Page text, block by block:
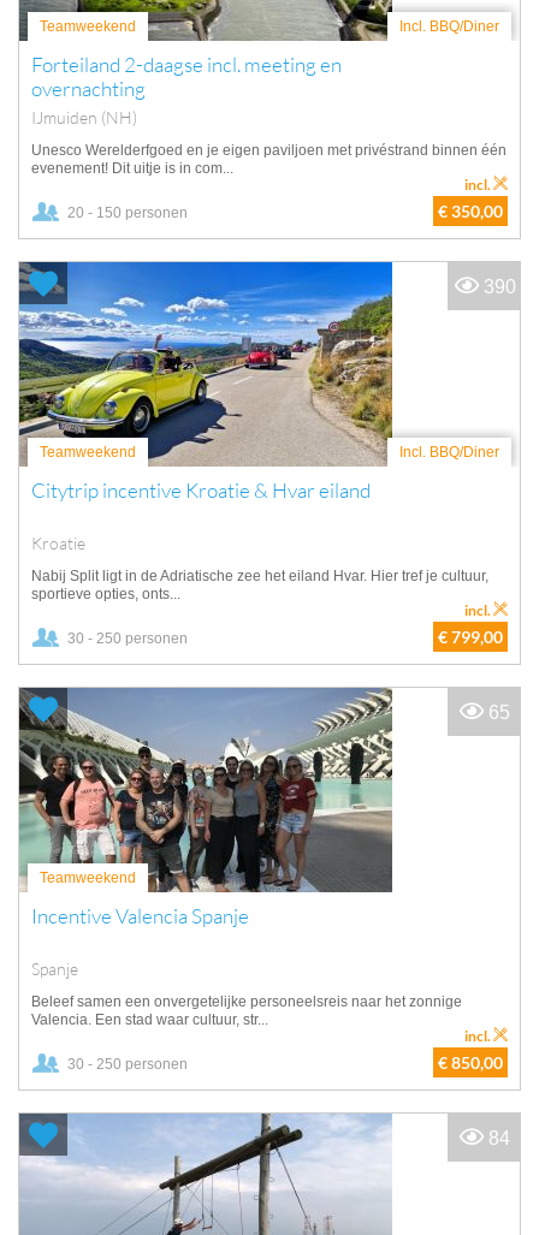
Teamweekend Incl. BBQ/Diner
Forteiland 2-daagse incl. meeting en
overnachting
IJmuiden (NH)
Unesco Werelderfgoed en je eigen paviljoen met privéstrand binnen één
evenement! Dit uitje is in com...
20 - 150 personen € 350,00
incl.
Teamweekend Incl. BBQ/Diner
Citytrip incentive Kroatie & Hvar eiland
Kroatie
Nabij Split ligt in de Adriatische zee het eiland Hvar. Hier tref je cultuur,
sportieve opties, onts...
30 - 250 personen € 799,00
incl.
390
Teamweekend
Incentive Valencia Spanje
Spanje
Beleef samen een onvergetelijke personeelsreis naar het zonnige
Valencia. Een stad waar cultuur, str...
30 - 250 personen € 850,00
incl.
65
84